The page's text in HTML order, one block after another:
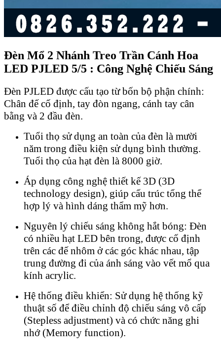
Đèn Mổ 2 Nhánh Treo Trần Cánh Hoa
LED PJLED 5/5 : Công Nghệ Chiếu Sáng
Đèn PJLED được cấu tạo từ bốn bộ phận chính:
Chân đế cố định, tay đòn ngang, cánh tay cân
bằng và 2 đầu đèn.
Tuổi thọ sử dụng an toàn của đèn là mười
năm trong điều kiện sử dụng bình thường.
Tuổi thọ của hạt đèn là 8000 giờ.
Áp dụng công nghệ thiết kế 3D (3D
technology design), giúp cấu trúc tổng thể
hợp lý và hình dáng thẩm mỹ hơn.
Nguyên lý chiếu sáng không hắt bóng: Đèn
có nhiều hạt LED bên trong, được cố định
trên các đế nhôm ở các góc khác nhau, tập
trung đường đi của ánh sáng vào vết mổ qua
kính acrylic.
Hệ thống điều khiển: Sử dụng hệ thống kỹ
thuật số để điều chỉnh độ chiếu sáng vô cấp
(Stepless adjustment) và có chức năng ghi
nhớ (Memory function).